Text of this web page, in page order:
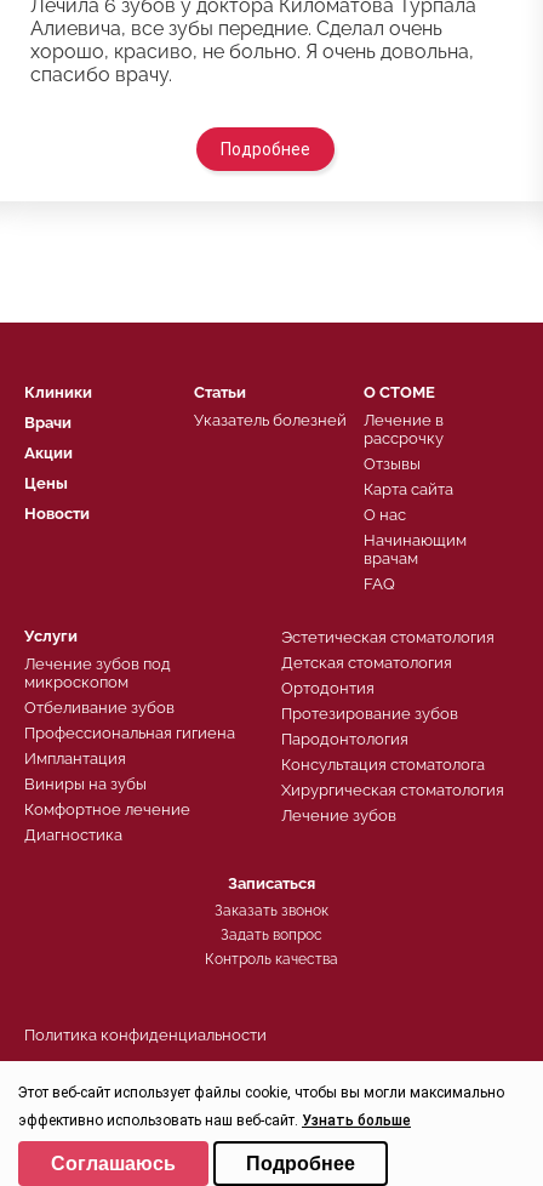
Лечила 6 зубов у доктора Киломатова Турпала
Алиевича, все зубы передние. Сделал очень
хорошо, красиво, не больно. Я очень довольна,
спасибо врачу.
Подробнее
Клиники
Врачи
Акции
Цены
Новости
Услуги
Лечение зубов под
микроскопом
Отбеливание зубов
Профессиональная гигиена
Имплантация
Виниры на зубы
Комфортное лечение
Диагностика
Эстетическая стоматология
Детская стоматология
Ортодонтия
Протезирование зубов
Пародонтология
Консультация стоматолога
Хирургическая стоматология
Лечение зубов
О СТОМЕ
Лечение в
рассрочку
Отзывы
Карта сайта
О нас
Начинающим
врачам
FAQ
Статьи
Указатель болезней
Записаться
Заказать звонок
Задать вопрос
Контроль качества
Политика конфиденциальности
Петербурге для детей и взрослых
Свидетельство на товарный знак (знак обслуживания) №250906
действует до 30.07.2032г. Все права защищены. При перепечатке
материалов ссылка на сайт обязательна. Информация на сайте не
является публичной офертой
Этот веб-сайт использует файлы cookie, чтобы вы могли максимально
эффективно использовать наш веб-сайт. Узнать больше
Выберите настройки cookie
Соглашаюсь Подробнее